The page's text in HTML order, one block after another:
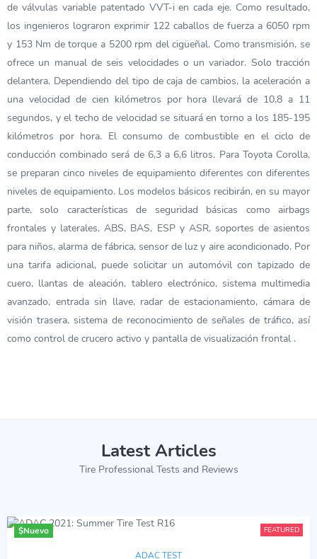
de válvulas variable patentado VVT-i en cada eje. Como resultado,
los ingenieros lograron exprimir 122 caballos de fuerza a 6050 rpm
y 153 Nm de torque a 5200 rpm del cigüeñal. Como transmisión, se
ofrece un manual de seis velocidades o un variador. Solo tracción
delantera. Dependiendo del tipo de caja de cambios, la aceleración a
una velocidad de cien kilómetros por hora llevará de 10,8 a 11
segundos, y el techo de velocidad se situará en torno a los 185-195
kilómetros por hora. El consumo de combustible en el ciclo de
conducción combinado será de 6,3 a 6,6 litros. Para Toyota Corolla,
se preparan cinco niveles de equipamiento diferentes con diferentes
niveles de equipamiento. Los modelos básicos recibirán, en su mayor
parte, solo características de seguridad básicas como airbags
frontales y laterales, ABS, BAS, ESP y ASR, soportes de asientos
para niños, alarma de fábrica, sensor de luz y aire acondicionado. Por
una tarifa adicional, puede solicitar un automóvil con tapizado de
cuero, llantas de aleación, tablero electrónico, sistema multimedia
avanzado, entrada sin llave, radar de estacionamiento, cámara de
visión trasera, sistema de reconocimiento de señales de tráfico, así
como control de crucero activo y pantalla de visualización frontal .
Latest Articles
Tire Professional Tests and Reviews
FEATURED
$Nuevo
ADAC TEST